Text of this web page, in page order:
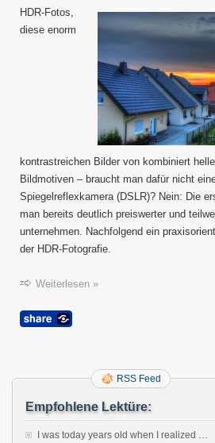
HDR-Fotos,
diese enorm
kontrastreichen Bilder von kombiniert
Bildmotiven – braucht man dafür nicht
Spiegelreflexkamera (DSLR)? Nein: Die
man bereits deutlich preiswerter und
unternehmen. Nachfolgend ein
der HDR-Fotografie.
Weiterlesen »
RSS Feed
Empfohlene Lektüre:
I was today years old when I realized …